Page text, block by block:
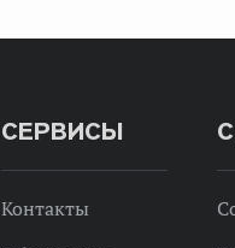
СЕРВИСЫ
Контакты